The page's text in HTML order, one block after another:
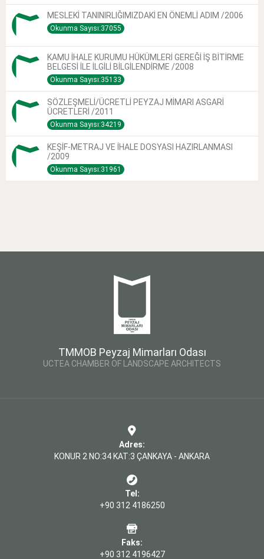
MESLEKİ TANINIRLIĞIMIZDAKİ EN ÖNEMLİ ADIM /2006
Okunma Sayısı:37055
KAMU İHALE KURUMU HÜKÜMLERİ GEREĞİ İŞ BİTİRME
BELGESİ İLE İLGİLİ BİLGİLENDİRME /2008
Okunma Sayısı:35133
SÖZLEŞMELİ/ÜCRETLİ PEYZAJ MİMARI ASGARİ
ÜCRETLERİ /2011
Okunma Sayısı:34219
KEŞİF-METRAJ VE İHALE DOSYASI HAZIRLANMASI
/2009
Okunma Sayısı:31961
TMMOB Peyzaj Mimarları Odası
UCTEA CHAMBER OF LANDSCAPE ARCHITECTS
Adres:
KONUR 2 NO:34 KAT:3 ÇANKAYA - ANKARA
Tel:
+90 312 4186250
Faks:
+90 312 4196427